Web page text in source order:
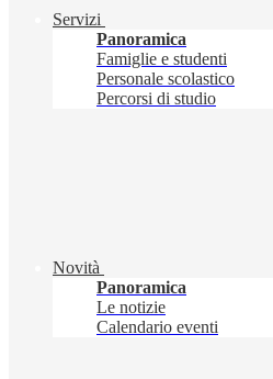
Servizi
Panoramica
Famiglie e studenti
Personale scolastico
Percorsi di studio
Novità
Panoramica
Le notizie
Calendario eventi